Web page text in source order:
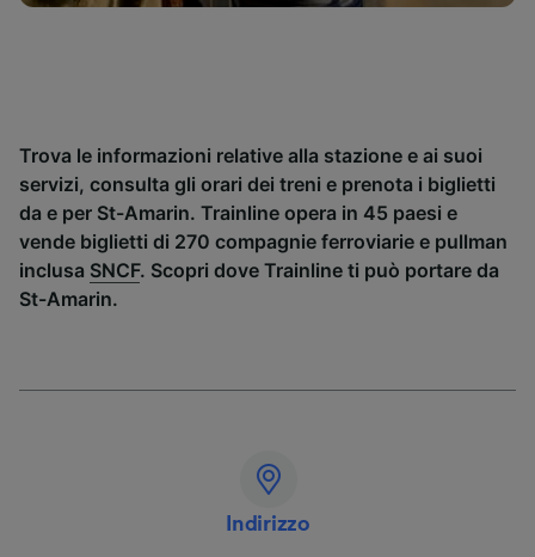
Trova le informazioni relative alla stazione e ai suoi
servizi, consulta gli orari dei treni e prenota i biglietti
da e per St-Amarin. Trainline opera in 45 paesi e
vende biglietti di 270 compagnie ferroviarie e pullman
inclusa SNCF. Scopri dove Trainline ti può portare da
St-Amarin.
Indirizzo